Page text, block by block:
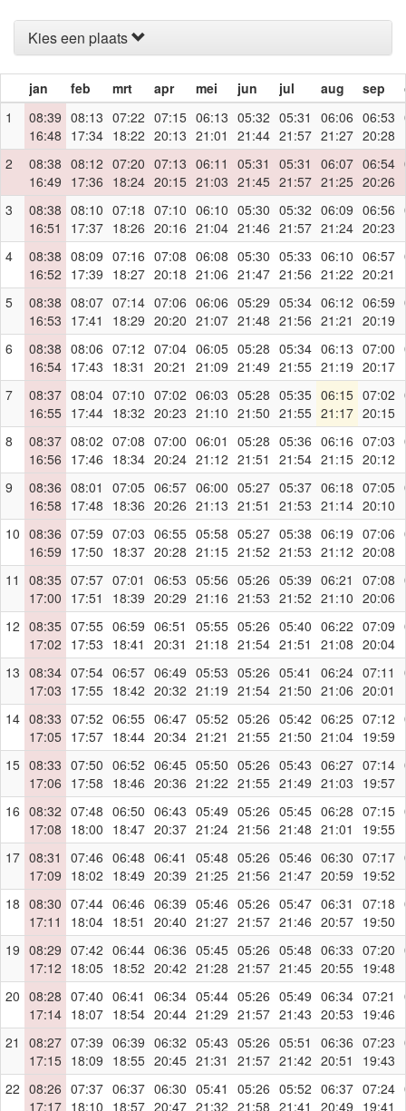
Kies een plaats
jan feb mrt apr mei jun jul aug sep
1
08:39
16:48
08:13
17:34
07:22
18:22
07:15
20:13
06:13
21:01
05:32
21:44
05:31
21:57
06:06
21:27
06:53
20:28
2
08:38
16:49
08:12
17:36
07:20
18:24
07:13
20:15
06:11
21:03
05:31
21:45
05:31
21:57
06:07
21:25
06:54
20:26
3
08:38
16:51
08:10
17:37
07:18
18:26
07:10
20:16
06:10
21:04
05:30
21:46
05:32
21:57
06:09
21:24
06:56
20:23
4
08:38
16:52
08:09
17:39
07:16
18:27
07:08
20:18
06:08
21:06
05:30
21:47
05:33
21:56
06:10
21:22
06:57
20:21
5
08:38
16:53
08:07
17:41
07:14
18:29
07:06
20:20
06:06
21:07
05:29
21:48
05:34
21:56
06:12
21:21
06:59
20:19
6
08:38
16:54
08:06
17:43
07:12
18:31
07:04
20:21
06:05
21:09
05:28
21:49
05:34
21:55
06:13
21:19
07:00
20:17
7
08:37
16:55
08:04
17:44
07:10
18:32
07:02
20:23
06:03
21:10
05:28
21:50
05:35
21:55
06:15
21:17
07:02
20:15
8
08:37
16:56
08:02
17:46
07:08
18:34
07:00
20:24
06:01
21:12
05:28
21:51
05:36
21:54
06:16
21:15
07:03
20:12
9
08:36
16:58
08:01
17:48
07:05
18:36
06:57
20:26
06:00
21:13
05:27
21:51
05:37
21:53
06:18
21:14
07:05
20:10
10 08:36
16:59
07:59
17:50
07:03
18:37
06:55
20:28
05:58
21:15
05:27
21:52
05:38
21:53
06:19
21:12
07:06
20:08
11
08:35
17:00
07:57
17:51
07:01
18:39
06:53
20:29
05:56
21:16
05:26
21:53
05:39
21:52
06:21
21:10
07:08
20:06
12 08:35
17:02
07:55
17:53
06:59
18:41
06:51
20:31
05:55
21:18
05:26
21:54
05:40
21:51
06:22
21:08
07:09
20:04
13 08:34
17:03
07:54
17:55
06:57
18:42
06:49
20:32
05:53
21:19
05:26
21:54
05:41
21:50
06:24
21:06
07:11
20:01
14 08:33
17:05
07:52
17:57
06:55
18:44
06:47
20:34
05:52
21:21
05:26
21:55
05:42
21:50
06:25
21:04
07:12
19:59
15 08:33
17:06
07:50
17:58
06:52
18:46
06:45
20:36
05:50
21:22
05:26
21:55
05:43
21:49
06:27
21:03
07:14
19:57
16 08:32
17:08
07:48
18:00
06:50
18:47
06:43
20:37
05:49
21:24
05:26
21:56
05:45
21:48
06:28
21:01
07:15
19:55
17 08:31
17:09
07:46
18:02
06:48
18:49
06:41
20:39
05:48
21:25
05:26
21:56
05:46
21:47
06:30
20:59
07:17
19:52
18 08:30
17:11
07:44
18:04
06:46
18:51
06:39
20:40
05:46
21:27
05:26
21:57
05:47
21:46
06:31
20:57
07:18
19:50
19 08:29
17:12
07:42
18:05
06:44
18:52
06:36
20:42
05:45
21:28
05:26
21:57
05:48
21:45
06:33
20:55
07:20
19:48
20 08:28
17:14
07:40
18:07
06:41
18:54
06:34
20:44
05:44
21:29
05:26
21:57
05:49
21:43
06:34
20:53
07:21
19:46
21
08:27
17:15
07:39
18:09
06:39
18:55
06:32
20:45
05:43
21:31
05:26
21:57
05:51
21:42
06:36
20:51
07:23
19:43
22 08:26
17:17
07:37
18:10
06:37
18:57
06:30
20:47
05:41
21:32
05:26
21:58
05:52
21:41
06:37
20:49
07:24
19:41